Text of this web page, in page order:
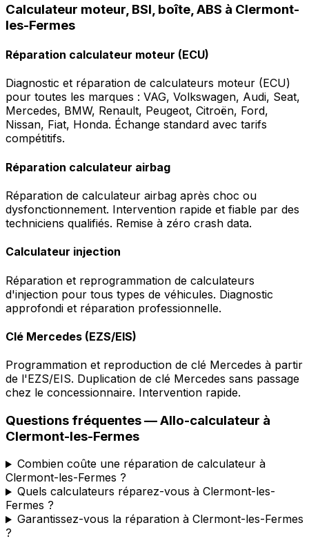
Calculateur moteur, BSI, boîte, ABS à Clermont-
les-Fermes
Réparation calculateur moteur (ECU)
Diagnostic et réparation de calculateurs moteur (ECU)
pour toutes les marques : VAG, Volkswagen, Audi, Seat,
Mercedes, BMW, Renault, Peugeot, Citroën, Ford,
Nissan, Fiat, Honda. Échange standard avec tarifs
compétitifs.
Réparation calculateur airbag
Réparation de calculateur airbag après choc ou
dysfonctionnement. Intervention rapide et fiable par des
techniciens qualifiés. Remise à zéro crash data.
Calculateur injection
Réparation et reprogrammation de calculateurs
d'injection pour tous types de véhicules. Diagnostic
approfondi et réparation professionnelle.
Clé Mercedes (EZS/EIS)
Programmation et reproduction de clé Mercedes à partir
de l'EZS/EIS. Duplication de clé Mercedes sans passage
chez le concessionnaire. Intervention rapide.
Questions fréquentes —Allo-calculateur à
Clermont-les-Fermes
Combien coûte une réparation de calculateur à
Clermont-les-Fermes ?
Quels calculateurs réparez-vous à Clermont-les-
Fermes ?
Garantissez-vous la réparation à Clermont-les-Fermes
?